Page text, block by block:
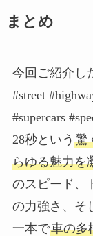
まとめ
今回ご紹介し
#street
#supercars
28秒という 驚
らゆる魅力を
のスピード、
の力強さ、そ
一本で車の多